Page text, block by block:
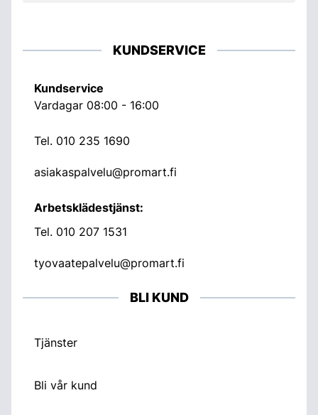
KUNDSERVICE
Kundservice
Vardagar 08:00 - 16:00
Tel. 010 235 1690
asiakaspalvelu@promart.fi
Arbetsklädestjänst:
Tel. 010 207 1531
tyovaatepalvelu@promart.fi
BLI KUND
Tjänster
Bli vår kund